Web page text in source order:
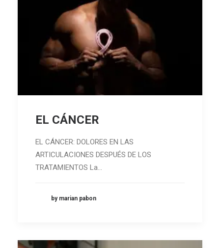
EL CÁNCER
EL CÁNCER: DOLORES EN LAS
ARTICULACIONES DESPUÉS DE LOS
TRATAMIENTOS La…
by marian pabon